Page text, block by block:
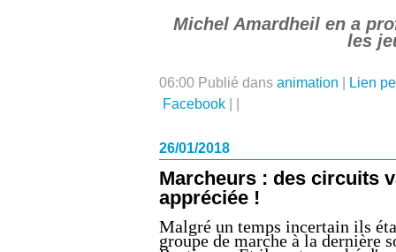
Michel Amardheil en a
les
06:00 Publié dans animation | Lien
Facebook | |
26/01/2018
Marcheurs : des circuits
appréciée !
Malgré un temps incertain ils
groupe de marche à la dernière